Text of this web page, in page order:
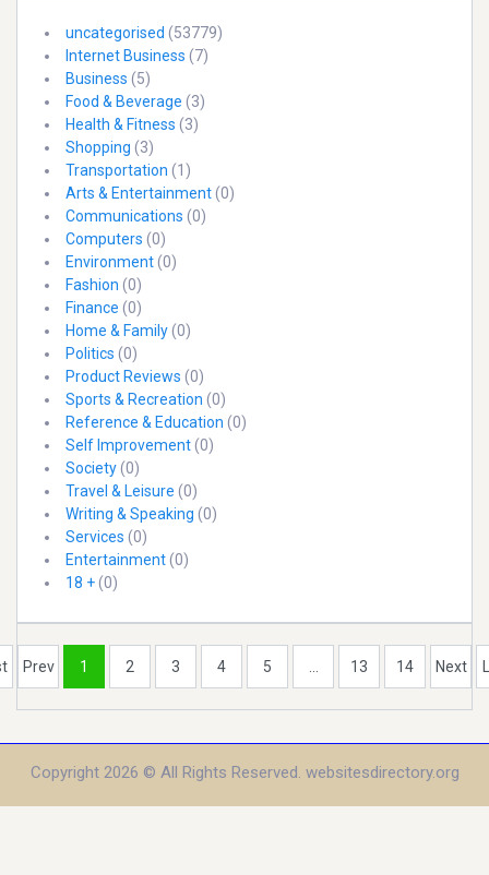
uncategorised (53779)
Internet Business (7)
Business (5)
Food & Beverage (3)
Health & Fitness (3)
Shopping (3)
Transportation (1)
Arts & Entertainment(0)
Communications (0)
Computers (0)
Environment(0)
Fashion (0)
Finance (0)
Home & Family(0)
Politics (0)
Product Reviews (0)
Sports & Recreation (0)
Reference & Education (0)
Self Improvement(0)
Society(0)
Travel & Leisure (0)
Writing & Speaking (0)
Services (0)
Entertainment(0)
18 +(0)
Prev 1 2 3 4 5 ... 13 14 Next
Copyright 2026 © All Rights Reserved. websitesdirectory.org